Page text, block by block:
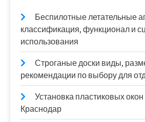
Беспилотные летательные
классификация, функционал и
использования
Строганые доски виды,
рекомендации по выбору для
Установка пластиковых
Краснодар